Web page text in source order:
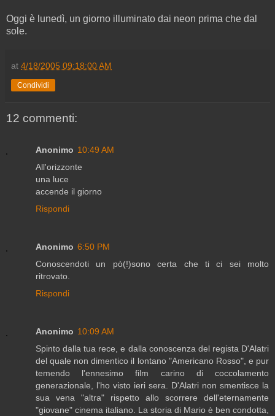
Oggi è lunedì, un giorno illuminato dai neon prima che dal
sole.
at 4/18/2005 09:18:00 AM
Condividi
12 commenti:
Anonimo 10:49 AM
All'orizzonte
una luce
accende il giorno
Rispondi
Anonimo 6:50 PM
Conoscendoti un pò(!)sono certa che ti ci sei molto
ritrovato.
Rispondi
Anonimo 10:09 AM
Spinto dalla tua rece, e dalla conoscenza del regista D'Alatri
del quale non dimentico il lontano "Americano Rosso", e pur
temendo l'ennesimo film carino di coccolamento
generazionale, l'ho visto ieri sera. D'Alatri non smentisce la
sua vena "altra" rispetto allo scorrere dell'eternamente
"giovane" cinema italiano. La storia di Mario è ben condotta,